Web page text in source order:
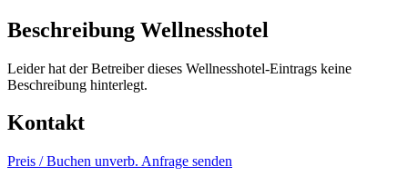
Beschreibung Wellnesshotel
Leider hat der Betreiber dieses Wellnesshotel-Eintrags keine
Beschreibung hinterlegt.
Kontakt
Preis / Buchen unverb. Anfrage senden